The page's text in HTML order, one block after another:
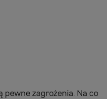
pewne zagrożenia. Na co